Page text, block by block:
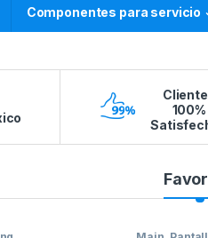
Componentes para servicio
100%